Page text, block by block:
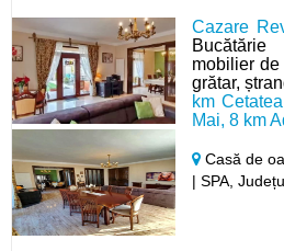
Cazare
mobilier de
grătar,
km
Mai, 8 km
Casă de
| SPA,